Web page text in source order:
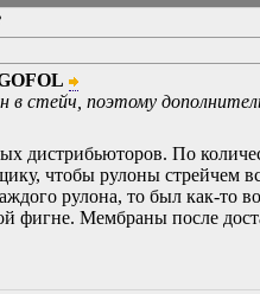
стейч, поэтому
дистрибьюторов. По
чтобы рулоны стрейчем
рулона, то был как-то
фигне. Мембраны после